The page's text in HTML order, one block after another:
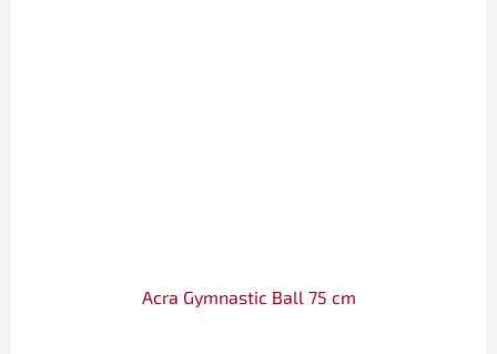
Acra Gymnastic Ball 75 cm